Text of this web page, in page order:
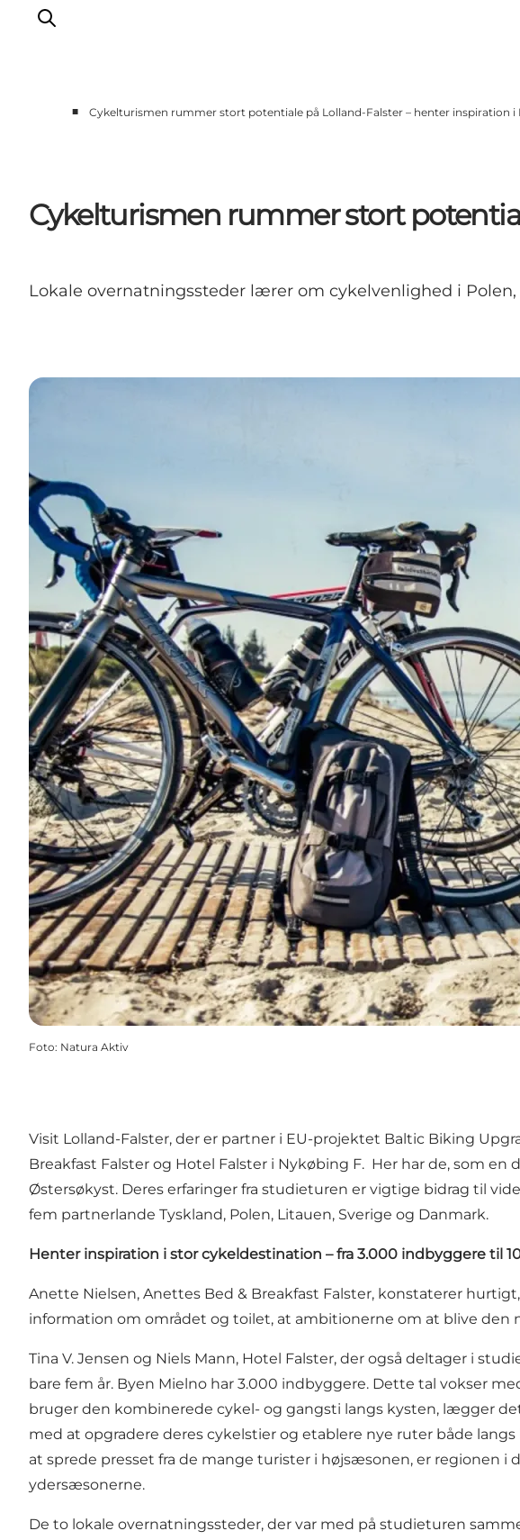
■ Cykelturismen rummer stort potentiale på Lolland-Falster – henter inspiration i
Cykelturismen rummer stort
Lokale overnatningssteder lærer om cykelvenlighed i
Foto: Natura Aktiv
Visit Lolland-Falster, der er partner i EU-projektet Baltic Biking
Breakfast Falster og Hotel Falster i Nykøbing F. Her har de, som
Østersøkyst. Deres erfaringer fra studieturen er vigtige bidrag til
fem partnerlande Tyskland, Polen, Litauen, Sverige og Danmark.
Henter inspiration i stor cykeldestination – fra 3.000 indbyggere til
Anette Nielsen, Anettes Bed & Breakfast Falster, konstaterer
information om området og toilet, at ambitionerne om at blive
Tina V. Jensen og Niels Mann, Hotel Falster, der også deltager i
bare fem år. Byen Mielno har 3.000 indbyggere. Dette tal vokser
bruger den kombinerede cykel- og gangsti langs kysten, lægger
med at opgradere deres cykelstier og etablere nye ruter både
at sprede presset fra de mange turister i højsæsonen, er regionen
ydersæsonerne.
De to lokale overnatningssteder, der var med på studieturen